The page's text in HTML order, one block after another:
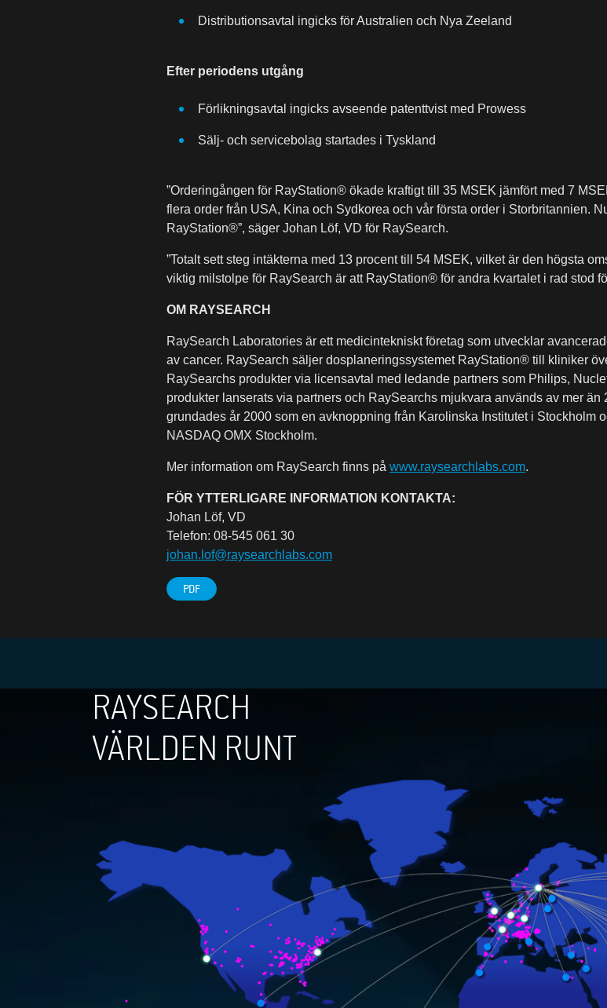
Distributionsavtal ingicks för Australien och Nya Zeeland
Efter periodens utgång
Förlikningsavtal ingicks avseende patenttvist med Prowess
Sälj- och servicebolag startades i Tyskland
”Orderingången för RayStation® ökade kraftigt till 35 MSEK jämfört med 7
flera order från USA, Kina och Sydkorea och vår första order i Storbritannien.
RayStation®”, säger Johan Löf, VD för RaySearch.
”Totalt sett steg intäkterna med 13 procent till 54 MSEK, vilket är den högsta
viktig milstolpe för RaySearch är att RayStation® för andra kvartalet i rad stod
OM RAYSEARCH
RaySearch Laboratories är ett medicintekniskt företag som utvecklar
av cancer. RaySearch säljer dosplaneringssystemet RayStation® till kliniker
RaySearchs produkter via licensavtal med ledande partners som Philips,
produkter lanserats via partners och RaySearchs mjukvara används av mer
grundades år 2000 som en avknoppning från Karolinska Institutet i Stockholm
NASDAQ OMX Stockholm.
Mer information om RaySearch finns på www.raysearchlabs.com.
FÖR YTTERLIGARE INFORMATION KONTAKTA:
Johan Löf, VD
Telefon: 08-545 061 30
johan.lof@raysearchlabs.com
PDF
RAYSEARCH
VÄRLDEN RUNT